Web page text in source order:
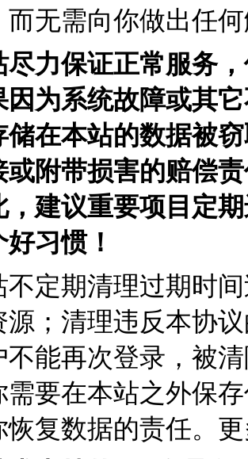
而无需向你做出任
尽力保证正常服务
因为系统故障或其
储在本站的数据被
或附带损害的赔偿
，建议重要项目定
习惯！
不定期清理过期时
源；清理违反本协
不能再次登录，被
需要在本站之外保
恢复数据的责任。